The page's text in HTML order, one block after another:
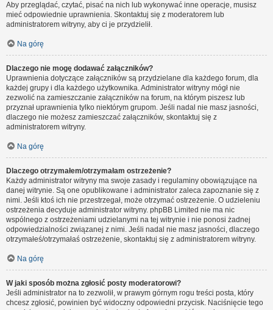
Aby przeglądać, czytać, pisać na nich lub wykonywać inne operacje, musisz
mieć odpowiednie uprawnienia. Skontaktuj się z moderatorem lub
administratorem witryny, aby ci je przydzielił.
Na górę
Dlaczego nie mogę dodawać załączników?
Uprawnienia dotyczące załączników są przydzielane dla każdego forum, dla
każdej grupy i dla każdego użytkownika. Administrator witryny mógł nie
zezwolić na zamieszczanie załączników na forum, na którym piszesz lub
przyznał uprawnienia tylko niektórym grupom. Jeśli nadal nie masz jasności,
dlaczego nie możesz zamieszczać załączników, skontaktuj się z
administratorem witryny.
Na górę
Dlaczego otrzymałem/otrzymałam ostrzeżenie?
Każdy administrator witryny ma swoje zasady i regulaminy obowiązujące na
danej witrynie. Są one opublikowane i administrator zaleca zapoznanie się z
nimi. Jeśli ktoś ich nie przestrzegał, może otrzymać ostrzeżenie. O udzieleniu
ostrzeżenia decyduje administrator witryny. phpBB Limited nie ma nic
wspólnego z ostrzeżeniami udzielanymi na tej witrynie i nie ponosi żadnej
odpowiedzialności związanej z nimi. Jeśli nadal nie masz jasności, dlaczego
otrzymałeś/otrzymałaś ostrzeżenie, skontaktuj się z administratorem witryny.
Na górę
W jaki sposób można zgłosić posty moderatorowi?
Jeśli administrator na to zezwolił, w prawym górnym rogu treści posta, który
chcesz zgłosić, powinien być widoczny odpowiedni przycisk. Naciśnięcie tego